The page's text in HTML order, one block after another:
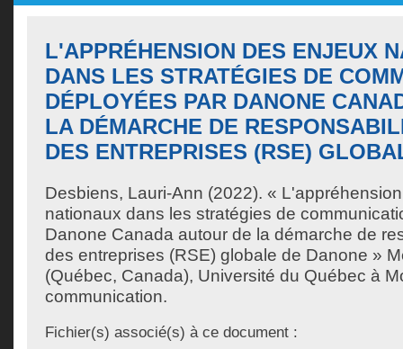
L'APPRÉHENSION DES ENJEUX
DANS LES STRATÉGIES DE
DÉPLOYÉES PAR DANONE
LA DÉMARCHE DE
DES ENTREPRISES (RSE)
Desbiens, Lauri-Ann (2022). «
nationaux dans les stratégies de
Danone Canada autour de la démarche de
des entreprises (RSE) globale de Danone »
(Québec, Canada), Université du Québec à
communication.
Fichier(s) associé(s) à ce document :